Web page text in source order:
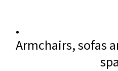
Armchairs, sofas